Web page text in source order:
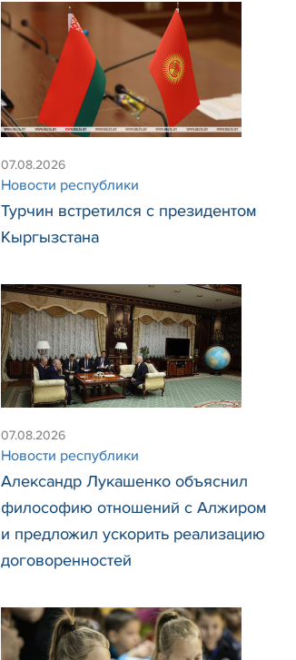
07.08.2026
Новости республики
Турчин встретился с президентом
Кыргызстана
07.08.2026
Новости республики
Александр Лукашенко объяснил
философию отношений с Алжиром
и предложил ускорить реализацию
договоренностей